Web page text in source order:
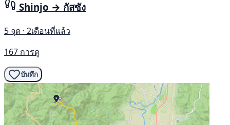
Shinjo → กัสซัง
5 จุด · 2เดือนที่แล้ว
167 การดู
บันทึก